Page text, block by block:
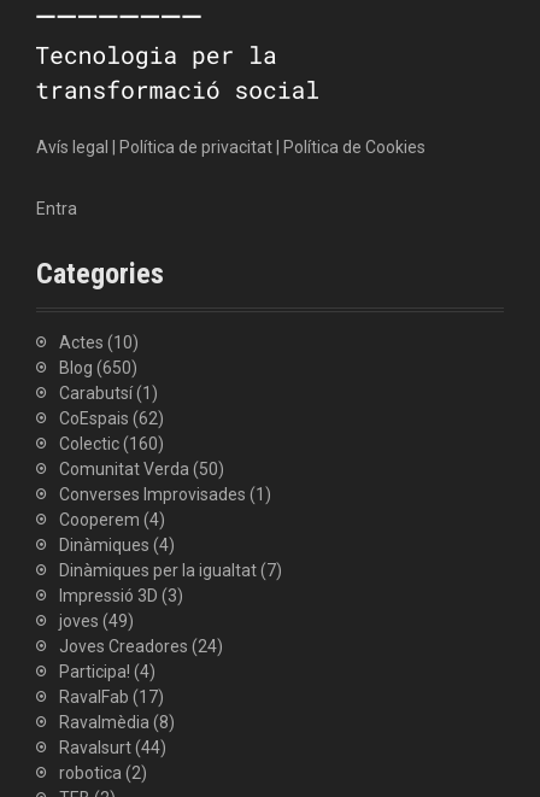
Avís legal Política de privacitat Política de Cookies
Entra
Categories
Actes (10)
Blog (650)
Carabutsí(1)
CoEspais (62)
Colectic(160)
Comunitat Verda (50)
Converses Improvisades (1)
Cooperem (4)
Dinàmiques (4)
Dinàmiques per la igualtat(7)
Impressió 3D (3)
joves (49)
Joves Creadores (24)
Participa! (4)
RavalFab (17)
Ravalmèdia (8)
Ravalsurt(44)
robotica (2)